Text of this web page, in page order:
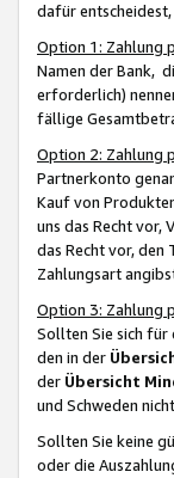
dafür
Option 1: Zahlung
Namen der Bank,
erforderlich)
fällige
Option 2: Zahlung
Partnerkonto
Kauf von
uns das Recht vor,
das Recht vor,
Zahlungsart
Option 3: Zahlung
Sollten Sie sich für
den in der
der Übersicht
und Schweden
Sollten Sie keine
oder die